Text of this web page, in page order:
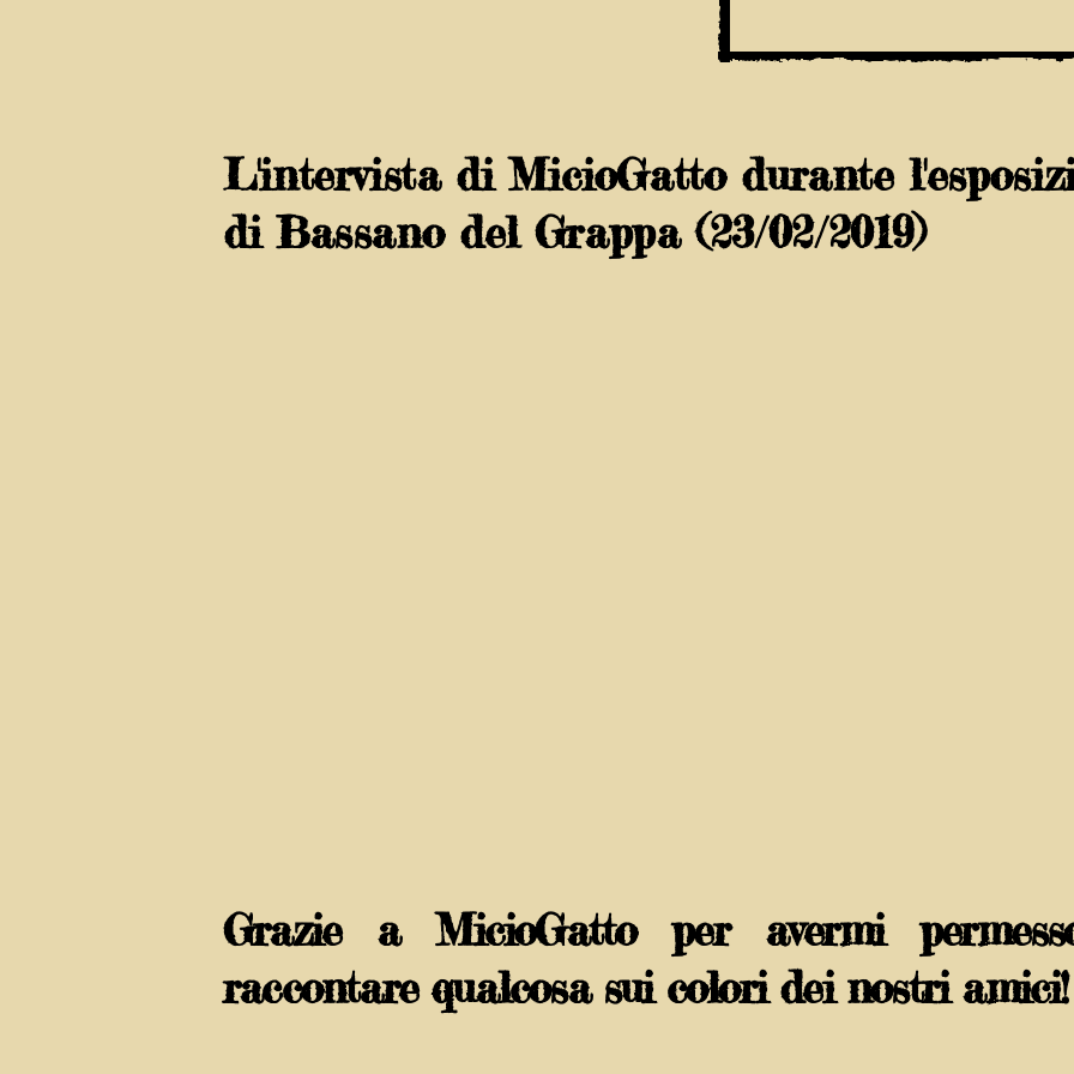
L'intervista di MicioGatto durante
di Bassano del Grappa (23/02/2019)
Grazie a MicioGatto per avermi
raccontare qualcosa sui colori dei nostri amici!